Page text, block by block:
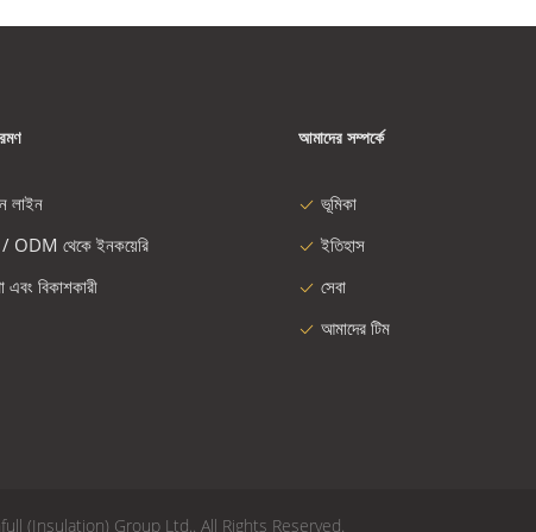
লাইন
ODM থেকে ইনকয়েরি
এবং বিকাশকারী
আমাদের সম্পর্কে
ভূমিকা
ইতিহাস
সেবা
আমাদের টিম
(Insulation) Group Ltd.. All Rights Reserved.